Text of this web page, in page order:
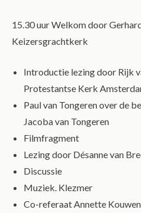
15.30 uur Welkom door
Keizersgrachtkerk
Introductie lezing door Rijk
Protestantse Kerk
Paul van Tongeren over de
Jacoba van Tongeren
Filmfragment
Lezing door Désanne van
Discussie
Muziek. Klezmer
Co-referaat Annette